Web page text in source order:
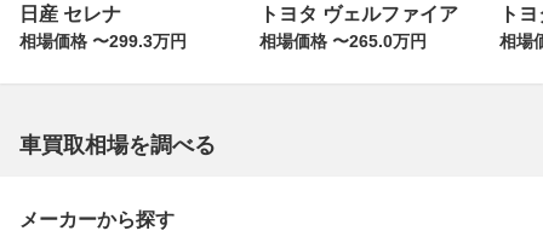
日産 セレナ
相場価格 〜299.3万円
トヨタ ヴェルファイア
相場価格 〜265.0万円
ト
相場
車買取相場を調べる
メーカーから探す